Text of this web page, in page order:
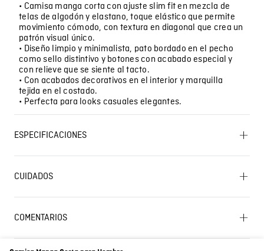
• Camisa manga corta con ajuste slim fit en mezcla de
telas de algodón y elastano, toque elástico que permite
movimiento cómodo, con textura en diagonal que crea un
patrón visual único.
• Diseño limpio y minimalista, pato bordado en el pecho
como sello distintivo y botones con acabado especial y
con relieve que se siente al tacto.
• Con acabados decorativos en el interior y marquilla
tejida en el costado.
• Perfecta para looks casuales elegantes.
ESPECIFICACIONES
Proceso muy moderado. OTROS: No planchar los
accesorios. CUIDADO TEXTIL PROFESIONAL: No
OTROS: Lavar por el revés. OTROS: No retorcer ni
máxima de la base de 110 ºC, sin vapor. Planchar con
separadamente. OTROS: No remojar. SECADO: Secado
en tendedero a la sombra. SECADO: No secar en
CUIDADOS
COMENTARIOS
Cargando el resumen…